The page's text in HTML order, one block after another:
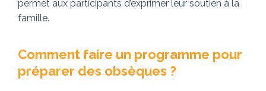
permet aux participants d’exprimer leur soutien à la
famille.
Comment faire un programme pour
préparer des obsèques ?